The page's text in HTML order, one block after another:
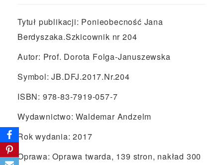
Tytuł publikacji: Ponieobecność Jana
Berdyszaka.Szkicownik nr 204
Autor: Prof. Dorota Folga-Januszewska
Symbol: JB.DFJ.2017.Nr.204
ISBN: 978-83-7919-057-7
Wydawnictwo: Waldemar Andzelm
Rok wydania: 2017
Oprawa: Oprawa twarda, 139 stron, nakład 300